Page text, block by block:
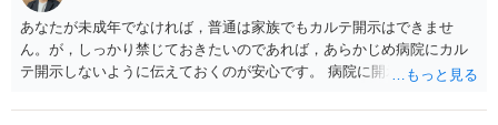
あなたが未成年でなければ，普通は家族でもカルテ開示はできませ
ん。が，しっかり禁じておきたいのであれば，あらかじめ病院にカル
テ開示しないように伝えておくのが安心です。 病院に開示しないよう
可能性は低いのでコストパフォーマンスとしてはどうかなという感じ